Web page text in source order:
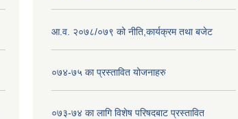
आ.व. २०७८/०७९ को नीति,कार्यक्रम तथा बजेट
०७४-७५ का प्रस्तावित योजनाहरु
०७३-७४ का लागि विशेष परिषदबाट प्रस्तावित